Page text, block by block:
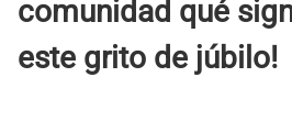
comunidad qué
este grito de júbilo!